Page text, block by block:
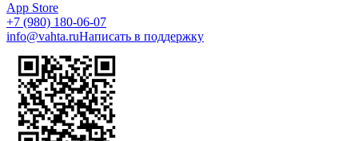
App Store
+7 (980) 180-06-07
info@vahta.ruНаписать в поддержку